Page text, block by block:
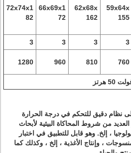
59x64x
155
62x68x
162
66x69x1
72
72x74x1
82
3
3
3
3
760
810
960
1280
نظام دقيق للتحكم في درجة الحرارة
من شروط المحاكاة البيئية لأبحاث
، إلخ. وهو قابل للتطبيق في اختبار
، وإنتاج الأغذية ، إلخ ، وكذلك كما